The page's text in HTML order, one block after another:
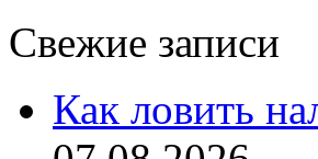
Свежие записи
Как ловить